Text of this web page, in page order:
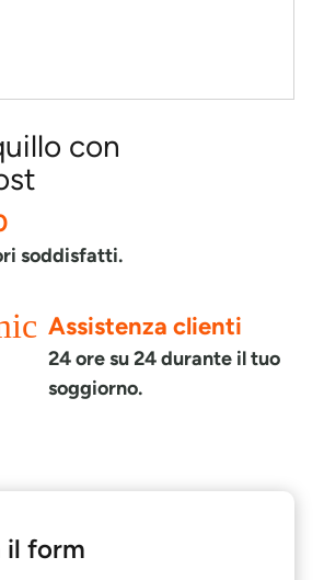
con
soddisfatti.
Assistenza clienti
24 ore su 24 durante il tuo
soggiorno.
il form